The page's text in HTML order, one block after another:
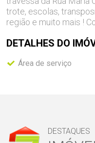
trote, escolas,
região e muito mais !
DETALHES DO
Área de serviço
DESTAQUES